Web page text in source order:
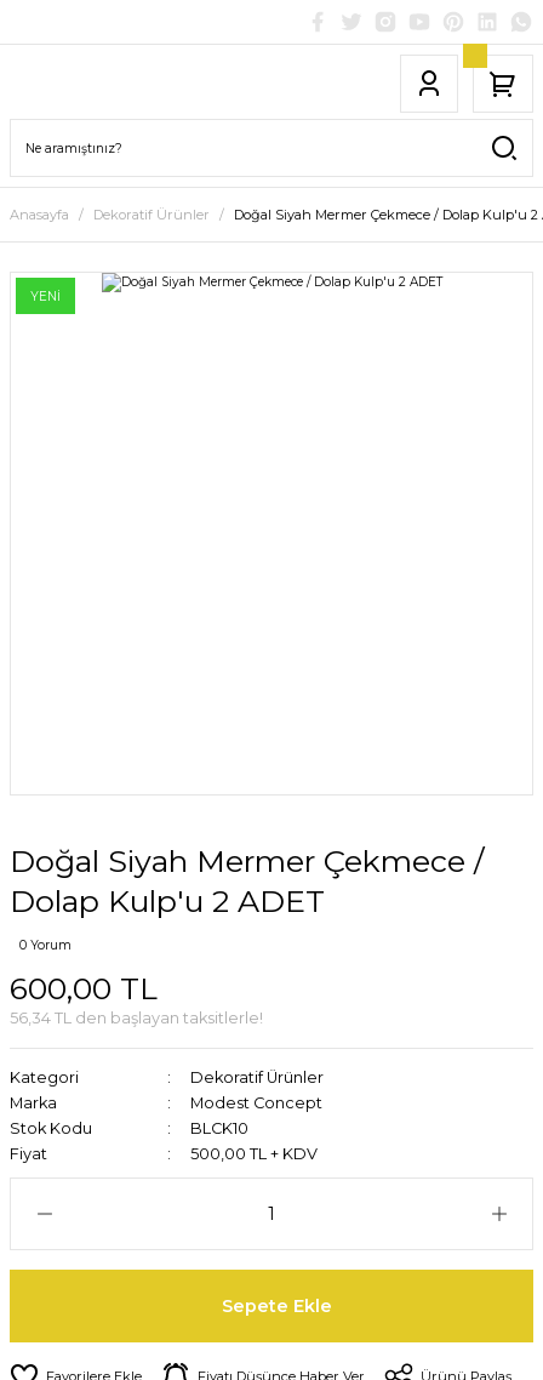
Anasayfa Dekoratif Ürünler Doğal Siyah Mermer Çekmece / Dolap Kulp'u 2
YENİ
Doğal Siyah Mermer Çekmece /
Dolap Kulp'u 2 ADET
0 Yorum
600,00 TL
56,34 TL den başlayan taksitlerle!
Kategori
Dekoratif Ürünler
Marka
Modest Concept
Stok Kodu
BLCK10
Fiyat
500,00 TL + KDV
Sepete Ekle
Fiyatı Düşünce Haber Ver Ürünü Paylaş